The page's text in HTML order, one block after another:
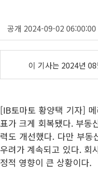
공개 2024-09-02 06:00:00
이 기사는 2024년
[IB토마토 황양택 기자]
표가 크게 회복됐다. 부동
력도 개선했다. 다만 부동
우려가 계속되고 있다. 회
정적 영향이 큰 상황이다.